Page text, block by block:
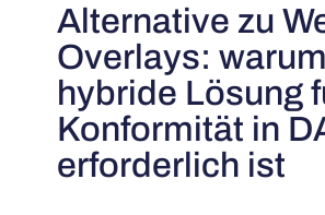
Alternative zu
Overlays:
hybride Lösung
Konformität in
erforderlich ist